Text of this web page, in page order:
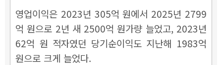
영업이익은 2023년 305억 원에서 2025년 2799
억 원으로 2년 새 2500억 원가량 늘었고, 2023년
62억 원 적자였던 당기순이익도 지난해 1983억
원으로 크게 늘었다.